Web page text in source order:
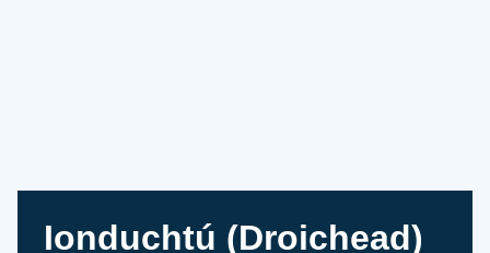
Ionduchtú (Droichead)